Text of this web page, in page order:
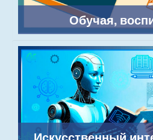
Обучая,